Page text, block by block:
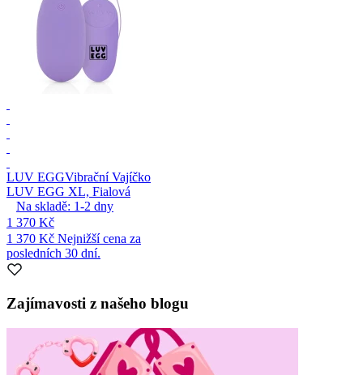
LUV EGGVibrační Vajíčko
LUV EGG XL, Fialová
Na skladě: 1-2 dny
1 370 Kč
1 370 Kč Nejnižší cena za
posledních 30 dní.
Zajímavosti z našeho blogu